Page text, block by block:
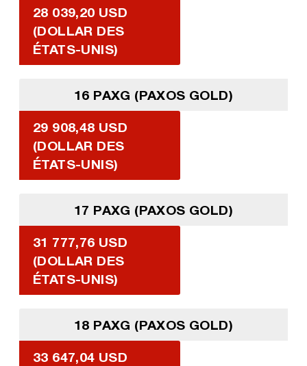
28 039,20 USD
(DOLLAR DES
ÉTATS-UNIS)
16 PAXG (PAXOS GOLD)
29 908,48 USD
(DOLLAR DES
ÉTATS-UNIS)
17 PAXG (PAXOS GOLD)
31 777,76 USD
(DOLLAR DES
ÉTATS-UNIS)
18 PAXG (PAXOS GOLD)
33 647,04 USD